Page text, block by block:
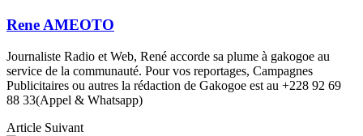
Rene AMEOTO
Journaliste Radio et Web, René accorde sa plume à gakogoe au
service de la communauté. Pour vos reportages, Campagnes
Publicitaires ou autres la rédaction de Gakogoe est au +228 92 69
88 33(Appel & Whatsapp)
Article Suivant